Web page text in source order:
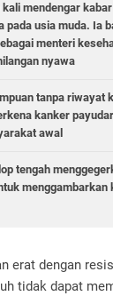
kali mendengar
pada usia muda. Ia
menteri
nyawa
tanpa riwayat
kanker
awal
tengah
menggambarkan
erat dengan
tidak dapat